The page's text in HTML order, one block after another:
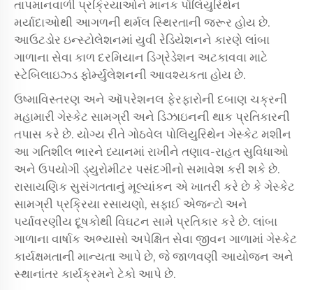
તાપમાનવાળી પ્રક્રિયાઓને માનક પૉલિયુરિથેન
મર્યાદાઓથી આગળની થર્મલ સ્થિરતાની જરૂર હોય છે.
આઉટડોર ઇન્સ્ટોલેશનમાં યુવી રેડિયેશનને કારણે લાંબા
ગાળાના સેવા કાળ દરમિયાન ડિગ્રેડેશન અટકાવવા માટે
સ્ટેબિલાઇઝ્ડ ફોર્મ્યુલેશનની આવશ્યકતા હોય છે.
ઉષ્માવિસ્તરણ અને ઑપરેશનલ ફેરફારોની દબાણ ચક્રની
મહામારી ગેસ્કેટ સામગ્રી અને ડિઝાઇનની થાક પ્રતિકારની
તપાસ કરે છે. યોગ્ય રીતે ગોઠવેલ પોલિયુરિથેન ગેસ્કેટ મશીન
આ ગતિશીલ ભારને ધ્યાનમાં રાખીને તણાવ-રાહત સુવિધાઓ
અને ઉપયોગી ડ્યુરોમીટર પસંદગીનો સમાવેશ કરી શકે છે.
રાસાયણિક સુસંગતતાનું મૂલ્યાંકન એ ખાતરી કરે છે કે ગેસ્કેટ
સામગ્રી પ્રક્રિયા રસાયણો, સફાઈ એજન્ટો અને
પર્યાવરણીય દૂષકોથી વિઘટન સામે પ્રતિકાર કરે છે. લાંબા
ગાળાના વાર્ષાક અભ્યાસો અપેક્ષિત સેવા જીવન ગાળામાં ગેસ્કેટ
કાર્યક્ષમતાની માન્યતા આપે છે, જે જાળવણી આયોજન અને
સ્થાનાંતર કાર્યક્રમને ટેકો આપે છે.